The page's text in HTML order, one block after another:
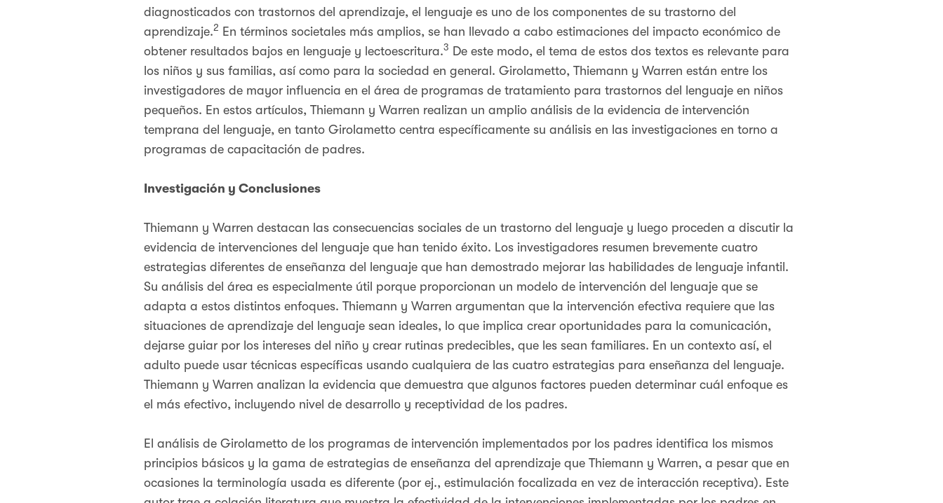
diagnosticados con trastornos del aprendizaje, el lenguaje es uno de los componentes de su trastorno del
aprendizaje.2 En términos societales más amplios, se han llevado a cabo estimaciones del impacto económico de
obtener resultados bajos en lenguaje y lectoescritura.3 De este modo, el tema de estos dos textos es relevante para
los niños y sus familias, así como para la sociedad en general. Girolametto, Thiemann y Warren están entre los
investigadores de mayor influencia en el área de programas de tratamiento para trastornos del lenguaje en niños
pequeños. En estos artículos, Thiemann y Warren realizan un amplio análisis de la evidencia de intervención
temprana del lenguaje, en tanto Girolametto centra específicamente su análisis en las investigaciones en torno a
programas de capacitación de padres.
Investigación y Conclusiones
Thiemann y Warren destacan las consecuencias sociales de un trastorno del lenguaje y luego proceden a discutir la
evidencia de intervenciones del lenguaje que han tenido éxito. Los investigadores resumen brevemente cuatro
estrategias diferentes de enseñanza del lenguaje que han demostrado mejorar las habilidades de lenguaje infantil.
Su análisis del área es especialmente útil porque proporcionan un modelo de intervención del lenguaje que se
adapta a estos distintos enfoques. Thiemann y Warren argumentan que la intervención efectiva requiere que las
situaciones de aprendizaje del lenguaje sean ideales, lo que implica crear oportunidades para la comunicación,
dejarse guiar por los intereses del niño y crear rutinas predecibles, que les sean familiares. En un contexto así, el
adulto puede usar técnicas específicas usando cualquiera de las cuatro estrategias para enseñanza del lenguaje.
Thiemann y Warren analizan la evidencia que demuestra que algunos factores pueden determinar cuál enfoque es
el más efectivo, incluyendo nivel de desarrollo y receptividad de los padres.
El análisis de Girolametto de los programas de intervención implementados por los padres identifica los mismos
principios básicos y la gama de estrategias de enseñanza del aprendizaje que Thiemann y Warren, a pesar que en
ocasiones la terminología usada es diferente (por ej., estimulación focalizada en vez de interacción receptiva). Este